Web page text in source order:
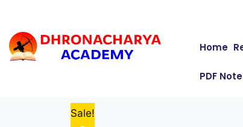
Home
PDF
Sale!
Sale!
Sale!
Sale!
Sale!